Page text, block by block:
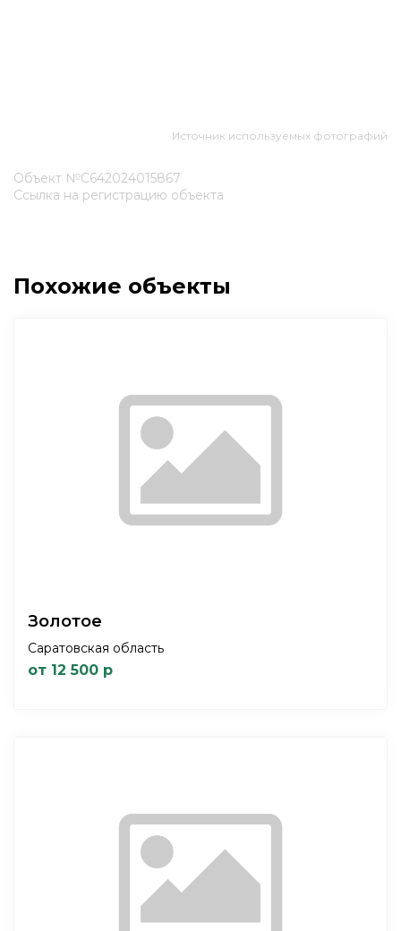
Источник используемых фотографий
Объект №С642024015867
Ссылка на регистрацию объекта
Похожие объекты
Золотое
Саратовская область
от 12 500 р